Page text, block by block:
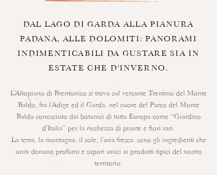
DAL LAGO DI GARDA ALLA PIANURA
PADANA, ALLE DOLOMITI: PANORAMI
INDIMENTICABILI DA GUSTARE SIA IN
ESTATE CHE D'INVERNO.
L’Altopiano di Brentonico si trova sul versante Trentino del Monte
Baldo, fra l’Adige ed il Garda, nel cuore del Parco del Monte
Baldo conosciuto dai botanici di tutta Europa come “Giardino
d’Italia” per la ricchezza di piante e fiori rari.
La terra, la montagna, il sole, l’aria fresca: sono gli ingredienti che
uniti donano profumi e sapori unici ai prodotti tipici del nostro
territorio.